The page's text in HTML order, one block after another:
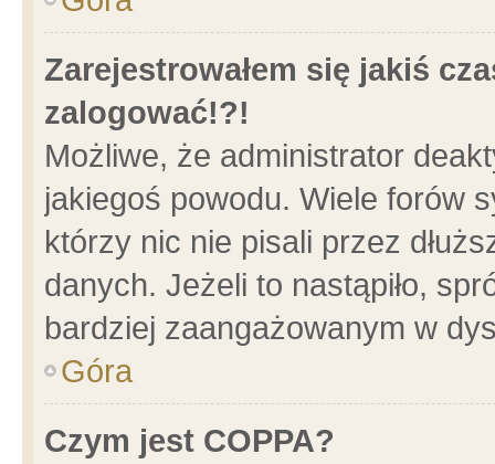
Zarejestrowałem się jakiś
zalogować!?!
Możliwe, że administrator
jakiegoś powodu. Wiele forów
którzy nic nie pisali przez
danych. Jeżeli to nastąpiło,
bardziej zaangażowanym w
Góra
Czym jest COPPA?